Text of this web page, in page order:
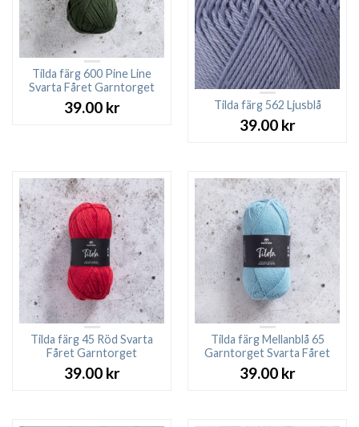
Tilda färg 600 Pine Line
Svarta Fåret Garntorget
39.00 kr Tilda färg 562 Ljusblå
39.00 kr
Tilda färg 45 Röd Svarta
Fåret Garntorget
39.00 kr
Tilda färg Mellanblå 65
Garntorget Svarta Fåret
39.00 kr